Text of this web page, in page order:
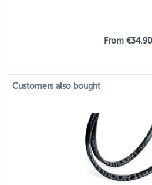
From
Customers also bought